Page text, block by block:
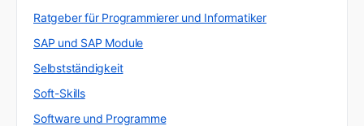
Ratgeber für Programmierer und Informatiker
SAP und SAP Module
Selbstständigkeit
Soft-Skills
Software und Programme